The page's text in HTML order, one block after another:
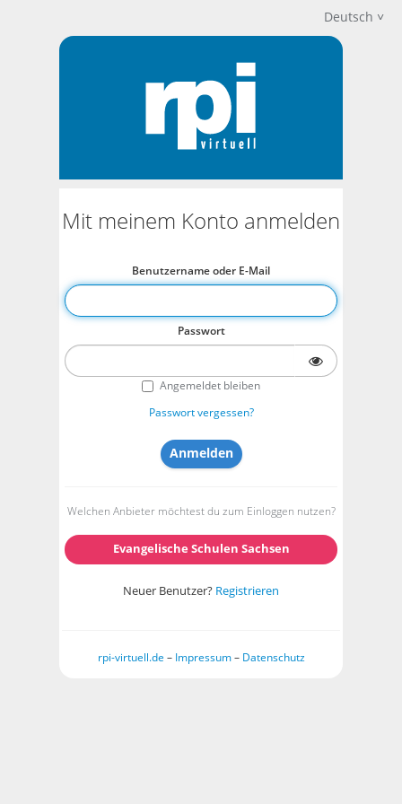
Deutsch
Mit meinem Konto anmelden
Benutzername oder E-Mail
Passwort
Angemeldet bleiben
Passwort vergessen?
Welchen Anbieter möchtest du zum Einloggen nutzen?
Evangelische Schulen Sachsen
Neuer Benutzer? Registrieren
rpi-virtuell.de – Impressum – Datenschutz